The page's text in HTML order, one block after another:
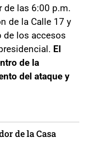
de las 6:00 p.m.
de la Calle 17 y
de los accesos
El
de la
del ataque y
de la Casa